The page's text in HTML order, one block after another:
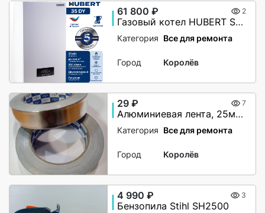
61 800 ₽ 2
Газовый котел HUBERT Smart AGB 35DY настенный двухконтурный
Категория Все для ремонта
Город Королёв
29 ₽ 7
Алюминиевая лента, 25мм х 40М, 50 мкм, без и/у, Klebebander
Категория Все для ремонта
Город Королёв
4 990 ₽ 3
Бензопила Stihl SH2500